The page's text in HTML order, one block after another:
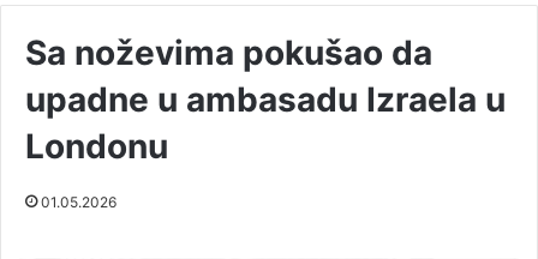
Sa noževima pokušao da
upadne u ambasadu Izraela u
Londonu
01.05.2026